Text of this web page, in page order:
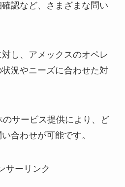
認など、さまざまな問い
し、アメックスのオペレ
況やニーズに合わせた対
のサービス提供により、ど
合わせが可能です。
サーリンク